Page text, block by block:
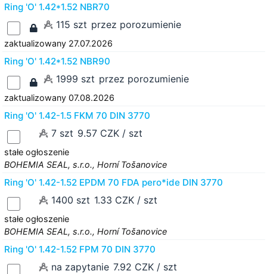
Ring 'O' 1.42*1.52 NBR70
115 szt przez porozumienie
zaktualizowany 27.07.2026
Ring 'O' 1.42*1.52 NBR90
1999 szt przez porozumienie
zaktualizowany 07.08.2026
Ring 'O' 1.42-1.5 FKM 70 DIN 3770
7 szt 9.57 CZK / szt
stałe ogłoszenie
BOHEMIA SEAL, s.r.o., Horní Tošanovice
Ring 'O' 1.42-1.52 EPDM 70 FDA pero*ide DIN 3770
1400 szt 1.33 CZK / szt
stałe ogłoszenie
BOHEMIA SEAL, s.r.o., Horní Tošanovice
Ring 'O' 1.42-1.52 FPM 70 DIN 3770
na zapytanie 7.92 CZK / szt